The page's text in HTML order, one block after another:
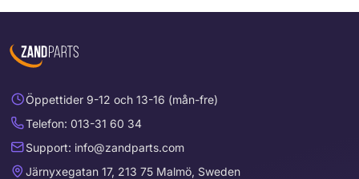
Öppettider 9-12 och 13-16 (mån-fre)
Telefon: 013-31 60 34
Support: info@zandparts.com
Järnyxegatan 17, 213 75 Malmö, Sweden